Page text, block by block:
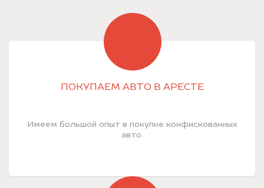
ПОКУПАЕМ АВТО В АРЕСТЕ
Имеем большой опыт в покупке конфискованных
авто.